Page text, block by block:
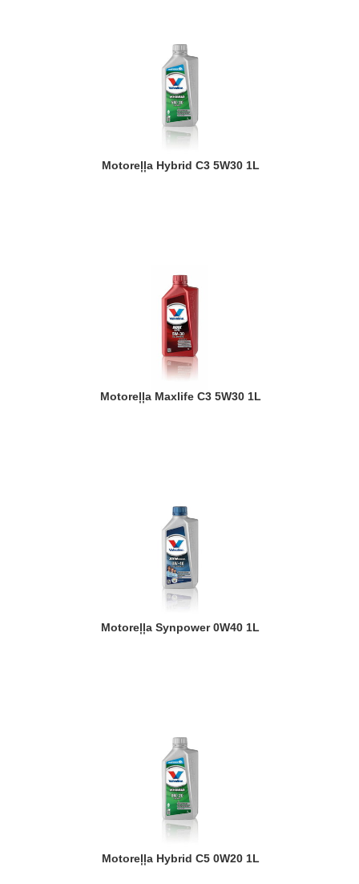
Motoreļļa Hybrid C3 5W30 1L
Motoreļļa Maxlife C3 5W30 1L
Motoreļļa Synpower 0W40 1L
Motoreļļa Hybrid C5 0W20 1L